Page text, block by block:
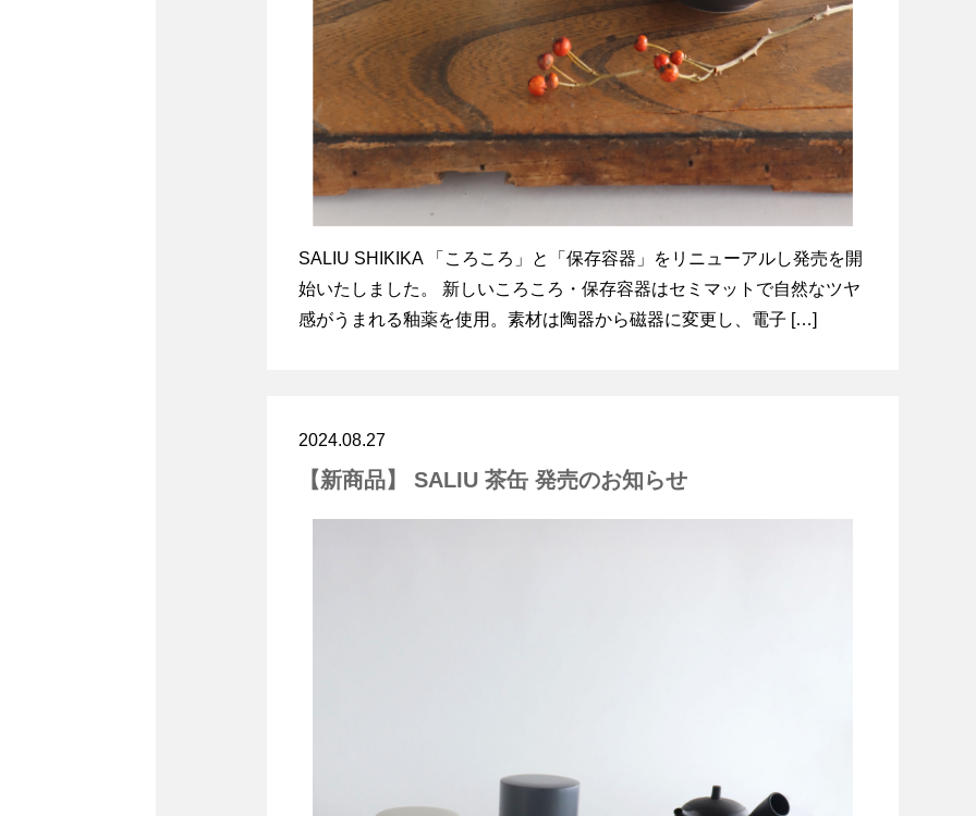
SALIU SHIKIKA 「ころころ」と「保存容器」をリニューアルし発売を開
始いたしました。 新しいころころ・保存容器はセミマットで自然なツヤ
感がうまれる釉薬を使用。素材は陶器から磁器に変更し、電子 […]
2024.08.27
【新商品】 SALIU 茶缶 発売のお知らせ